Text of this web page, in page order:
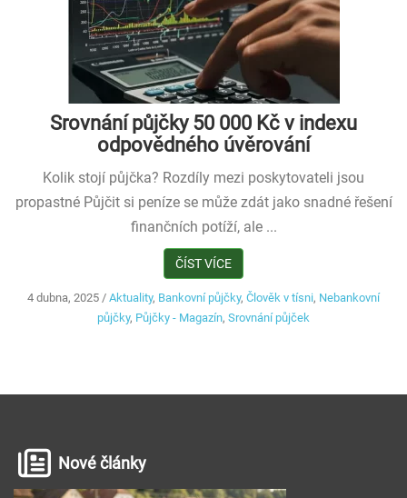
Srovnání půjčky 50 000 Kč v indexu
odpovědného úvěrování
Kolik stojí půjčka? Rozdíly mezi poskytovateli jsou
propastné Půjčit si peníze se může zdát jako snadné řešení
finančních potíží, ale ...
ČÍST VÍCE
4 dubna, 2025 / Aktuality, Bankovní půjčky, Člověk v tísni, Nebankovní
půjčky, Půjčky - Magazín, Srovnání půjček
Nové články